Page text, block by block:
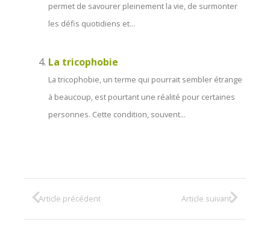
permet de savourer pleinement la vie, de surmonter
les défis quotidiens et...
La tricophobie
La tricophobie, un terme qui pourrait sembler étrange
à beaucoup, est pourtant une réalité pour certaines
personnes. Cette condition, souvent...
Article précédent Article suivant